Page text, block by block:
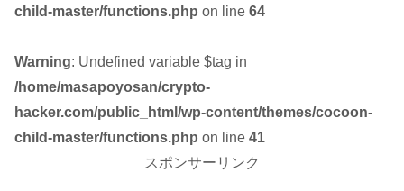
child-master/functions.php on line 64
Warning: Undefined variable $tag in
/home/masapoyosan/crypto-
hacker.com/public_html/wp-content/themes/cocoon-
child-master/functions.php on line 41
スポンサーリンク